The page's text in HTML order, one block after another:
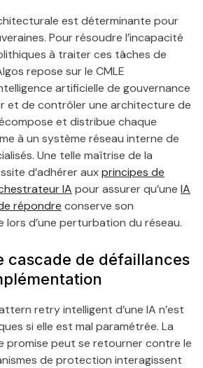
est déterminante pour
Pour résoudre l’incapacité
à traiter ces tâches de
repose sur le CMLE
artificielle de gouvernance
et de contrôler une architecture de
et distribue chaque
à un système réseau interne de
Une telle maîtrise de la
d’adhérer auxprincipes de
IA pour assurer qu’une IA
répondre conserve son
lors d’une perturbation du réseau.
cascade de défaillances
retry intelligent d’une IA n’est
si elle est mal paramétrée. La
promise peut se retourner contre le
de protection interagissent